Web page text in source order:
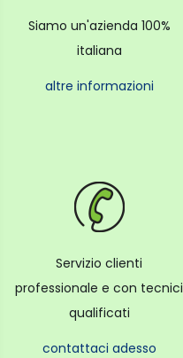
Siamo un'azienda 100%
italiana
altre informazioni
Servizio clienti
professionale e con tecnici
qualificati
contattaci adesso